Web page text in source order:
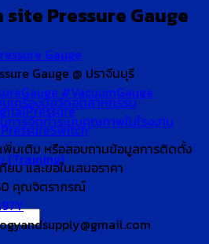
เครื่องมือวัดอุตสาหกรรม
การจัดทำระบบคุณภาพในโรงงาน
(Training)
site Pressure Gauge
Gauge @ ปราจีนบุรี
#VacuumGauge
พิ่มเติม หรือสอบถามข้อมูลการติดตั้ง
บ และขอใบเสนอราคา
คุณจิตราภรณ์